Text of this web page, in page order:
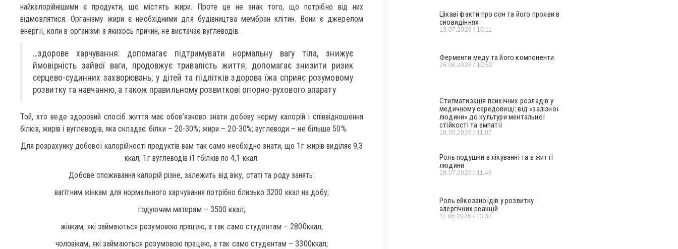
найкалорійнішими є продукти, що містять жири. Проте це не знак того, що потрібно від них
відмовлятися. Організму жири є необхідними для будівництва мембран клітин. Вони є джерелом
енергії, коли в організмі з якихось причин, не вистачає вуглеводів.
…здорове харчування: допомагає підтримувати нормальну вагу тіла, знижує
ймовірність зайвої ваги, продовжує тривалість життя; допомагає знизити ризик
серцево-судинних захворювань; у дітей та підлітків здорова їжа сприяє розумовому
розвитку та навчанню, а також правильному розвиткові опорно-рухового апарату
Той, хто веде здоровий спосіб життя має обов’язково знати добову норму калорій і співвідношення
білків, жирів і вуглеводів, яка складає: білки – 20-30%; жири – 20-30%; вуглеводи – не більше 50%.
Для розрахунку добової калорійності продуктів вам так само необхідно знати, що 1г жирів виділяє 9,3
ккал, 1г вуглеводів і1 гбілків по 4,1 ккал.
Добове споживання калорій різне, залежить від віку, статі та роду занять:
вагітним жінкам для нормального харчування потрібно близько 3200 ккал на добу;
годуючим матерям – 3500 ккал;
жінкам, які займаються розумовою працею, а так само студентам – 2800ккал;
чоловікам, які займаються розумовою працею, а так само студентам – 3300ккал;
Цікаві факти про сон та його прояви в
сновидіннях
13.07.2026 10:11
Ферменти меду та його компоненти
26.06.2026 10:52
Стигматизація психічних розладів у
медичному середовищі: від «залізної
людини» до культури ментальної
стійкості та емпатії
18.05.2026 11:07
Роль подушки в лікуванні та в житті
людини
28.07.2026 11:48
Роль ейкозаноїдів у розвитку
алергічних реакцій
11.06.2026 13:37